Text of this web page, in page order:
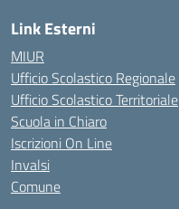
Link Esterni
MIUR
Ufficio Scolastico Regionale
Ufficio Scolastico Territoriale
Scuola in Chiaro
Iscrizioni On Line
Invalsi
Comune